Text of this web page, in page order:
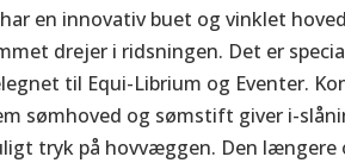
en innovativ buet og vinklet
drejer i ridsningen. Det er
til Equi-Librium og Eventer.
sømhoved og sømstift giver i-
tryk på hovvæggen. Den længere